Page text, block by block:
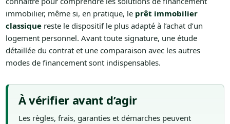
immobilier, même si, en pratique, le prêt immobilier
classiquereste le dispositif le plus adapté à l’achat d’un
logement personnel. Avant toute signature, une étude
détaillée du contrat et une comparaison avec les autres
modes de financement sont indispensables.
À vérifier avant d’agir
Les règles, frais, garanties et démarches peuvent